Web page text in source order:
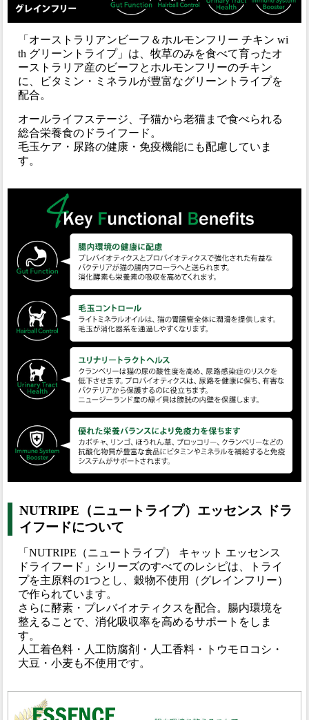
「オーストラリアンビーフ＆ホルモンフリー チキン wi
th グリーントライプ」は、牧草のみを食べて育ったオ
ーストラリア産のビーフとホルモンフリーのチキン
に、ビタミン・ミネラルが豊富なグリーントライプを
配合。
オールライフステージ、子猫から老猫まで食べられる
総合栄養食のドライフード。
毛玉ケア・尿路の健康・免疫機能にも配慮していま
す。
NUTRIPE（ニュートライプ）エッセンス ドラ
イフードについて
「NUTRIPE（ニュートライプ） キャット エッセンス
ドライフード」シリーズのすべてのレシピは、トライ
プを主原料の1つとし、穀物不使用（グレインフリー）
で作られています。
さらに酵素・プレバイオティクスを配合。腸内環境を
整えることで、消化吸収率を高めるサポートをしま
す。
人工着色料・人工防腐剤・人工香料・トウモロコシ・
大豆・小麦も不使用です。